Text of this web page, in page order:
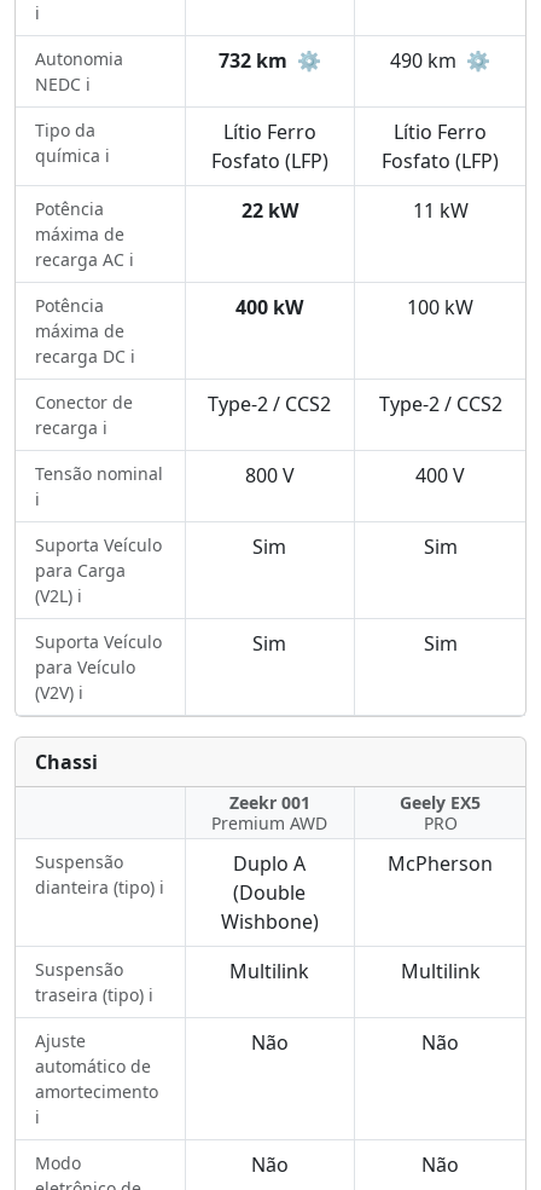
ℹ️
Autonomia
NEDC ℹ️
732 km ⚙️ 490 km ⚙️
Tipo da
química ℹ️
Lítio Ferro
Fosfato (LFP)
Lítio Ferro
Fosfato (LFP)
Potência
máxima de
recarga AC ℹ️
22 kW 11 kW
Potência
máxima de
recarga DC ℹ️
400 kW 100 kW
Conector de
recarga ℹ️
Type-2 / CCS2 Type-2 / CCS2
Tensão nominal
ℹ️
800 V 400 V
Suporta Veículo
para Carga
(V2L) ℹ️
Sim Sim
Suporta Veículo
para Veículo
(V2V) ℹ️
Sim Sim
Chassi
Zeekr 001
Premium AWD
Geely EX5
PRO
Suspensão
dianteira (tipo) ℹ️
Duplo A
(Double
Wishbone)
McPherson
Suspensão
traseira (tipo) ℹ️
Multilink Multilink
Ajuste
automático de
amortecimento
ℹ️
Não Não
Modo
Não Não